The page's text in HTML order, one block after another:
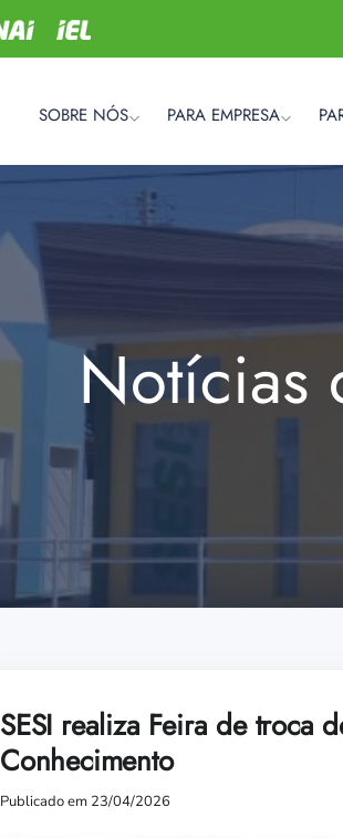
SOBRE NÓS PARA EMPRESA
Notícias
SESI realiza Feira de troca
Conhecimento
Publicado em 23/04/2026